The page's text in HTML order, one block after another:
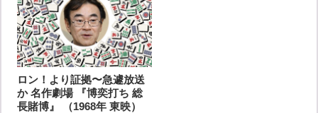
ロン！より証拠〜急遽放送
か 名作劇場 『博奕打ち 総
長賭博』 （1968年 東映）